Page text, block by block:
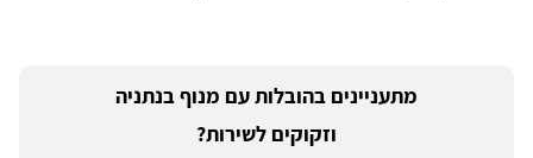
מתעניינים בהובלות עם מנוף בנתניה
וזקוקים לשירות?